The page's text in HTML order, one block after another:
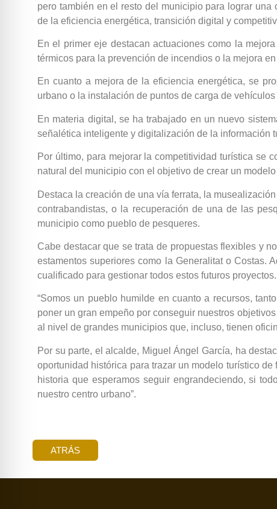
pero también en el resto del municipio para lograr
de la eficiencia energética, transición digital y
En el primer eje destacan actuaciones como la
térmicos para la prevención de incendios o la mejora
En cuanto a mejora de la eficiencia energética, se
urbano o la instalación de puntos de carga de
En materia digital, se ha trabajado en un nuevo
señalética inteligente y digitalización de la información
Por último, para mejorar la competitividad turística se
natural del municipio con el objetivo de crear un
Destaca la creación de una vía ferrata, la
contrabandistas, o la recuperación de una de las
municipio como pueblo de pesqueres.
Cabe destacar que se trata de propuestas flexibles y
estamentos superiores como la Generalitat o Costas.
cualificado para gestionar todos estos futuros proyectos.
“Somos un pueblo humilde en cuanto a recursos,
poner un gran empeño por conseguir nuestros
al nivel de grandes municipios que, incluso, tienen
Por su parte, el alcalde, Miguel Ángel García, ha
oportunidad histórica para trazar un modelo turístico
historia que esperamos seguir engrandeciendo, si
nuestro centro urbano”.
ATRÁS